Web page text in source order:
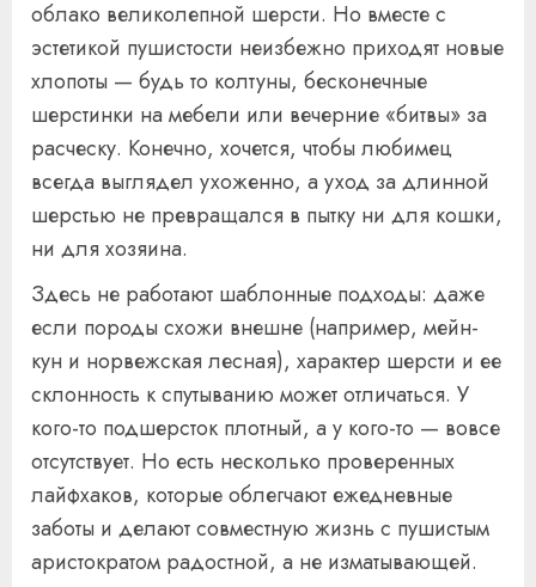
облако великолепной шерсти. Но вместе с
эстетикой пушистости неизбежно приходят новые
хлопоты — будь то колтуны, бесконечные
шерстинки на мебели или вечерние «битвы» за
расческу. Конечно, хочется, чтобы любимец
всегда выглядел ухоженно, а уход за длинной
шерстью не превращался в пытку ни для кошки,
ни для хозяина.
Здесь не работают шаблонные подходы: даже
если породы схожи внешне (например, мейн-
кун и норвежская лесная), характер шерсти и ее
склонность к спутыванию может отличаться. У
кого-то подшерсток плотный, а у кого-то — вовсе
отсутствует. Но есть несколько проверенных
лайфхаков, которые облегчают ежедневные
заботы и делают совместную жизнь с пушистым
аристократом радостной, а не изматывающей.